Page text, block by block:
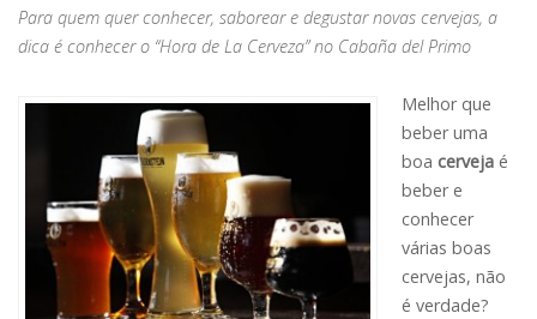
Para quem quer conhecer, saborear e degustar novas cervejas, a
dica é conhecer o “Hora de La Cerveza” no Cabaña del Primo
Melhor que
beber uma
boa cerveja é
beber e
conhecer
várias boas
cervejas, não
é verdade?